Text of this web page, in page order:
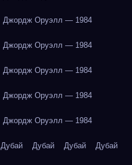
Джордж Оруэлл — 1984
Джордж Оруэлл — 1984
Джордж Оруэлл — 1984
Джордж Оруэлл — 1984
Джордж Оруэлл — 1984
Дубай Дубай Дубай Дубай